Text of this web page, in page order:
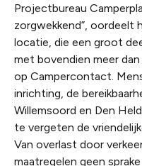
Projectbureau
zorgwekkend”, oordeelt
locatie, die een groot
met bovendien meer
op Campercontact.
inrichting, de
Willemsoord en Den
te vergeten de
Van overlast door
maatregelen geen